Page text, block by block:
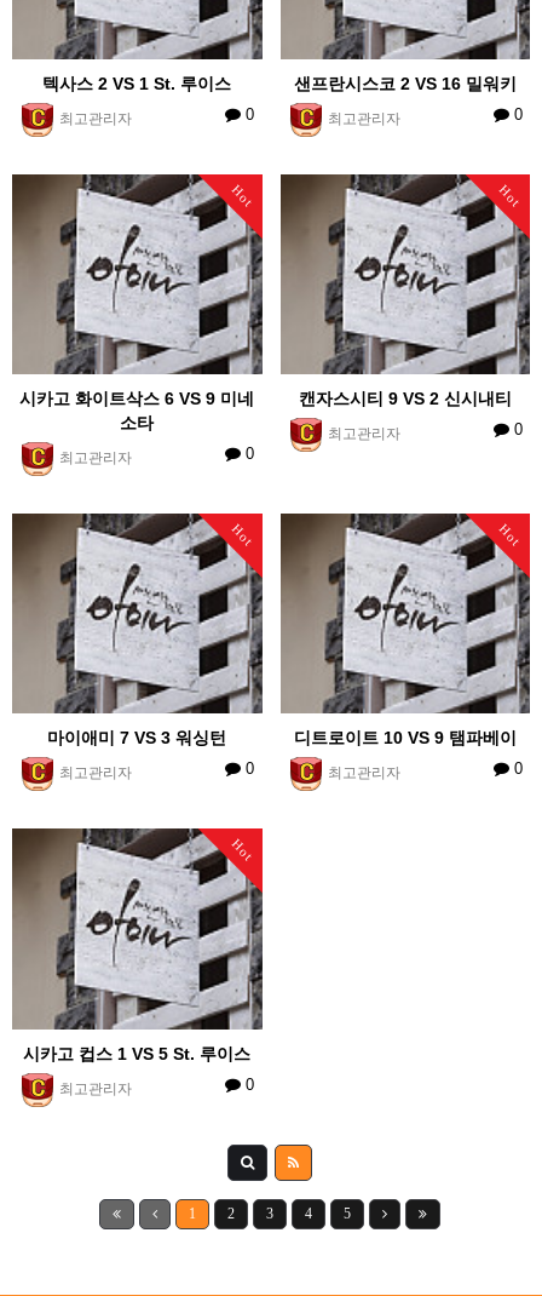
텍사스 2 VS 1 St. 루이스
최고관리자 0
샌프란시스코 2 VS 16 밀워키
최고관리자 0
Hot
시카고 화이트삭스 6 VS 9 미네
소타
최고관리자 0
Hot
캔자스시티 9 VS 2 신시내티
최고관리자 0
Hot
마이애미 7 VS 3 워싱턴
최고관리자 0
Hot
디트로이트 10 VS 9 탬파베이
최고관리자 0
Hot
시카고 컵스 1 VS 5 St. 루이스
최고관리자 0
1 2 3 4 5